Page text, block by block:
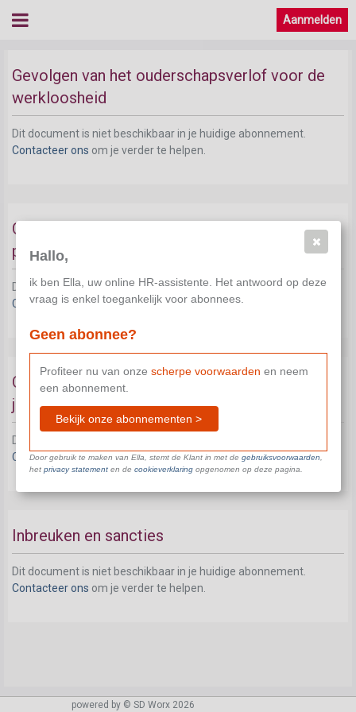
Aanmelden
Gevolgen van het ouderschapsverlof voor de
werkloosheid
Dit document is niet beschikbaar in je huidige abonnement.
Contacteer ons om je verder te helpen.
Gevolgen van het ouderschapsverlof voor het
pensioen
Dit document is niet beschikbaar in je huidige abonnement.
Contacteer onsom je verder te helpen.
Gevolgen van het ouderschapsverlof voor de
jaarlijkse vakantie
Dit document is niet beschikbaar in je huidige abonnement.
Contacteer onsom je verder te helpen.
Inbreuken en sancties
Dit document is niet beschikbaar in je huidige abonnement.
Contacteer ons om je verder te helpen.
powered by © SD Worx 2026
Hallo,
ik ben Ella, uw online HR-assistente. Het antwoord op deze
vraag is enkel toegankelijk voor abonnees.
Geen abonnee?
Profiteer nu van onze scherpe voorwaarden en neem
een abonnement.
Bekijk onze abonnementen >
Door gebruik te maken van Ella, stemt de Klant in met de gebruiksvoorwaarden
het privacy statementen de cookieverklaringopgenomen op deze pagina.